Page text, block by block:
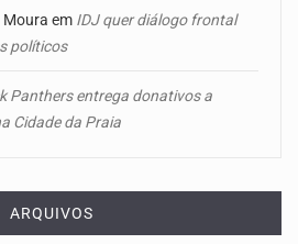
Moura em IDJ quer diálogo frontal
políticos
Panthers entrega donativos a
Cidade da Praia
ARQUIVOS